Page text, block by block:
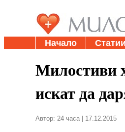
Начало
Милостиви
искат да
Автор: 24 часа | 17.12.2015